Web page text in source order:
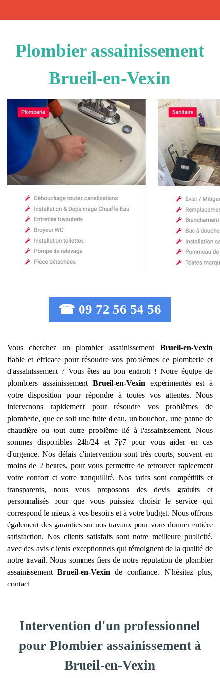
Plombier assainissement
Brueil-en-Vexin
☎ 09 72 56 54 56
Vous cherchez un plombier assainissement Brueil-en-Vexin
fiable et efficace pour résoudre vos problèmes de plomberie et
d'assainissement ? Vous êtes au bon endroit ! Notre équipe de
plombiers assainissement Brueil-en-Vexin expérimentés est à
votre disposition pour répondre à toutes vos attentes. Nous
intervenons rapidement pour résoudre vos problèmes de
plomberie, que ce soit une fuite d'eau, un bouchon, une panne de
chaudière ou tout autre problème lié à l'assainissement. Nous
sommes disponibles 24h/24 et 7j/7 pour vous aider en cas
d'urgence. Nos délais d'intervention sont très courts, souvent en
moins de 2 heures, pour vous permettre de retrouver rapidement
votre confort et votre tranquillité. Nos tarifs sont compétitifs et
transparents, nous vous proposons des devis gratuits et
personnalisés pour que vous puissiez choisir le service qui
correspond le mieux à vos besoins et à votre budget. Nous offrons
également des garanties sur nos travaux pour vous donner entière
satisfaction. Nos clients satisfaits sont notre meilleure publicité,
avec des avis clients exceptionnels qui témoignent de la qualité de
notre travail. Nous sommes fiers de notre réputation de plombier
assainissementBrueil-en-Vexin de confiance. N'hésitez plus,
contact
Intervention d'un professionnel
pour Plombier assainissement à
Brueil-en-Vexin